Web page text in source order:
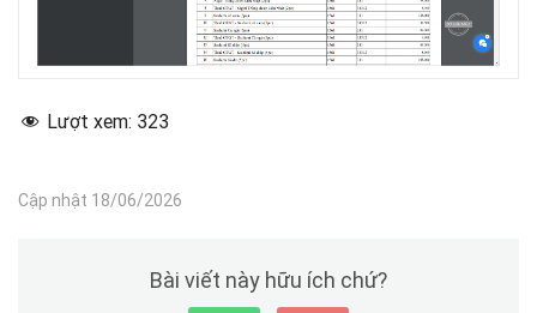
Lượt xem: 323
Cập nhật 18/06/2026
Bài viết này hữu ích chứ?